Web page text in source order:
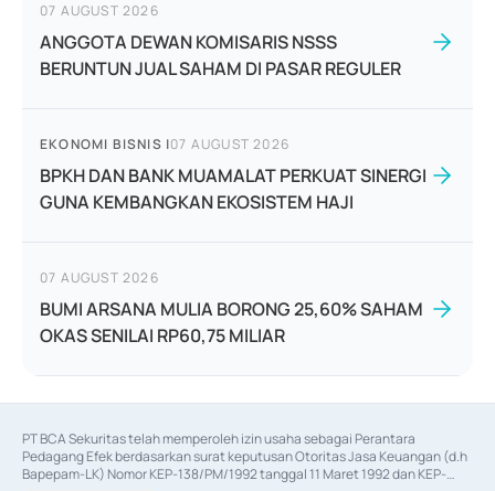
07 AUGUST 2026
ANGGOTA DEWAN KOMISARIS NSSS
BERUNTUN JUAL SAHAM DI PASAR REGULER
EKONOMI BISNIS |07 AUGUST 2026
BPKH DAN BANK MUAMALAT PERKUAT SINERGI
GUNA KEMBANGKAN EKOSISTEM HAJI
07 AUGUST 2026
BUMI ARSANA MULIA BORONG 25,60% SAHAM
OKAS SENILAI RP60,75 MILIAR
PT BCA Sekuritas telah memperoleh izin usaha sebagai Perantara
Pedagang Efek berdasarkan surat keputusan Otoritas Jasa Keuangan (d.h
Bapepam-LK) Nomor KEP-138/PM/1992 tanggal 11 Maret 1992 dan KEP-